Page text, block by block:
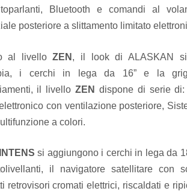
Bluetooth e comandi al
posteriore a slittamento limitato
al livelloZEN , il look di ALASKAN si
i cerchi in lega da 16” e la
il livelloZEN dispone di serie di:
con ventilazione posteriore,
a colori.
INTENSsi aggiungono i cerchi in lega da
il navigatore satellitare con
retrovisori cromati elettrici, riscaldati e